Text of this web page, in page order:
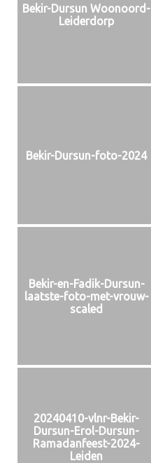
Bekir-Dursun Woonoord-
Leiderdorp
Bekir-Dursun-foto-2024
Bekir-en-Fadik-Dursun-
laatste-foto-met-vrouw-
scaled
20240410-vlnr-Bekir-
Dursun-Erol-Dursun-
Ramadanfeest-2024-
Leiden